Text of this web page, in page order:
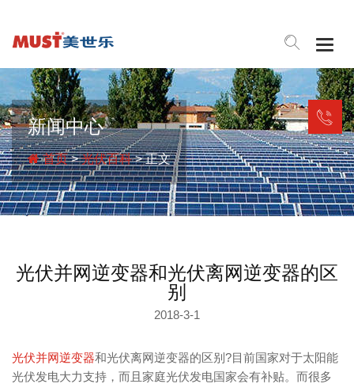
新闻中心
首页>光伏百科> 正文
光伏并网逆变器和光伏离网逆变器的区
别
2018-3-1
光伏并网逆变器和光伏离网逆变器的区别?目前国家对于太阳能
光伏发电大力支持，而且家庭光伏发电国家会有补贴。而很多